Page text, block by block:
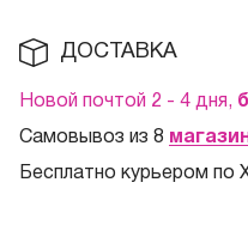
ДОСТАВКА
Новой почтой 2 - 4 дня,
Самовывоз из 8
Бесплатно курьером по